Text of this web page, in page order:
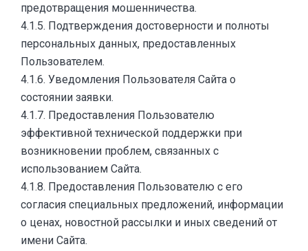
предотвращения мошенничества.
4.1.5. Подтверждения достоверности и полноты
персональных данных, предоставленных
Пользователем.
4.1.6. Уведомления Пользователя Сайта о
состоянии заявки.
4.1.7. Предоставления Пользователю
эффективной технической поддержки при
возникновении проблем, связанных с
использованием Сайта.
4.1.8. Предоставления Пользователю с его
согласия специальных предложений, информации
о ценах, новостной рассылки и иных сведений от
имени Сайта.